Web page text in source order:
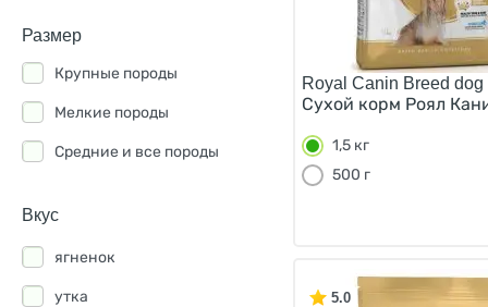
Alleva
Almo Nature
Berkley
Размер
Крупные породы
Мелкие породы
Средние и все породы
Вкус
ягненок
утка
Royal Canin Breed dog
Сухой корм Роял
1,5 кг
500 г
5.0